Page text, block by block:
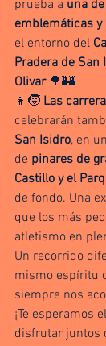
prueba a una
emblemáticas
el entorno del
Pradera de San
Olivar 🌳🏰
👧🧒 Las
celebrarán
San Isidro, en
de pinares de
Castillo y el
de fondo. Una
que los más
atletismo en
Un recorrido
mismo espíritu
siempre nos
¡Te esperamos el
disfrutar juntos